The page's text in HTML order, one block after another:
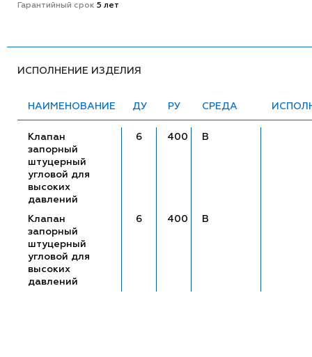
Гарантийный срок 5 лет
ИСПОЛНЕНИЕ ИЗДЕЛИЯ
НАИМЕНОВАНИЕ ДУ РУ СРЕДА
Клапан
запорный
штуцерный
угловой для
высоких
давлений
6 400 В
Клапан
запорный
штуцерный
угловой для
высоких
давлений
6 400 В